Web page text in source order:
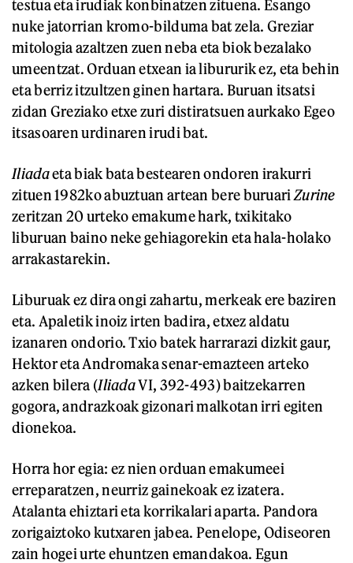
testua eta irudiak konbinatzen zituena. Esango
nuke jatorrian kromo-bilduma bat zela. Greziar
mitologia azaltzen zuen neba eta biok bezalako
umeentzat. Orduan etxean ia libururik ez, eta behin
eta berriz itzultzen ginen hartara. Buruan itsatsi
zidan Greziako etxe zuri distiratsuen aurkako Egeo
itsasoaren urdinaren irudi bat.
Iliadaeta biak bata bestearen ondoren irakurri
zituen 1982ko abuztuan artean bere buruari Zurine
zeritzan 20 urteko emakume hark, txikitako
liburuan baino neke gehiagorekin eta hala-holako
arrakastarekin.
Liburuak ez dira ongi zahartu, merkeak ere baziren
eta. Apaletik inoiz irten badira, etxez aldatu
izanaren ondorio. Txio batek harrarazi dizkit gaur,
Hektor eta Andromaka senar-emazteen arteko
azken bilera (IliadaVI, 392-493) baitzekarren
gogora, andrazkoak gizonari malkotan irri egiten
dionekoa.
Horra hor egia: ez nien orduan emakumeei
erreparatzen, neurriz gainekoak ez izatera.
Atalanta ehiztari eta korrikalari aparta. Pandora
zorigaiztoko kutxaren jabea. Penelope, Odiseoren
zain hogei urte ehuntzen emandakoa. Egun